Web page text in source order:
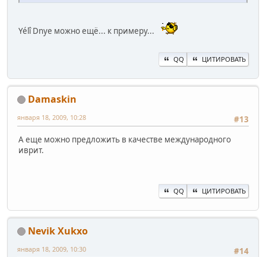
Yélî Dnye можно ещё... к примеру...
QQ ЦИТИРОВАТЬ
Damaskin
#13
января 18, 2009, 10:28
А еще можно предложить в качестве международного
иврит.
QQ ЦИТИРОВАТЬ
Nevik Xukxo
#14
января 18, 2009, 10:30